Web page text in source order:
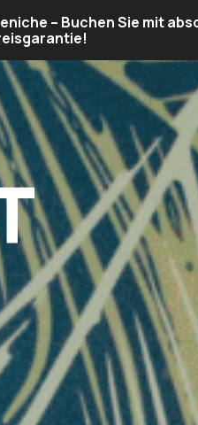
– Buchen Sie mit